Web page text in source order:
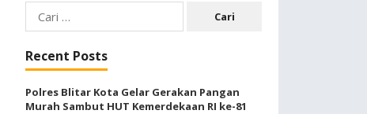
Cari
untuk:
Recent Posts
Polres Blitar Kota Gelar Gerakan Pangan
Murah Sambut HUT Kemerdekaan RI ke-81